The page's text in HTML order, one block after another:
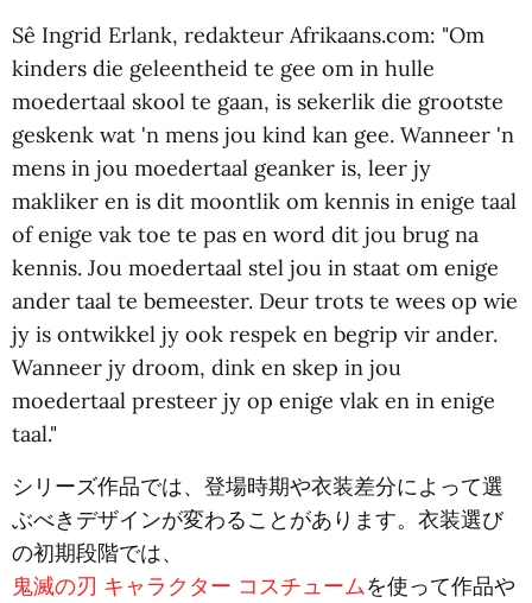
Sê Ingrid Erlank, redakteur Afrikaans.com: "Om
kinders die geleentheid te gee om in hulle
moedertaal skool te gaan, is sekerlik die grootste
geskenk wat 'n mens jou kind kan gee. Wanneer 'n
mens in jou moedertaal geanker is, leer jy
makliker en is dit moontlik om kennis in enige taal
of enige vak toe te pas en word dit jou brug na
kennis. Jou moedertaal stel jou in staat om enige
ander taal te bemeester. Deur trots te wees op wie
jy is ontwikkel jy ook respek en begrip vir ander.
Wanneer jy droom, dink en skep in jou
moedertaal presteer jy op enige vlak en in enige
taal."
シリーズ作品では、登場時期や衣装差分によって選
ぶべきデザインが変わることがあります。衣装選び
の初期段階では、
鬼滅の刃 キャラクター コスチュームを使って作品や